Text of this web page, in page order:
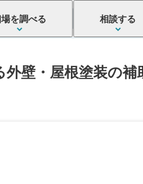
を調べる 相談する
壁・屋根塗装の補